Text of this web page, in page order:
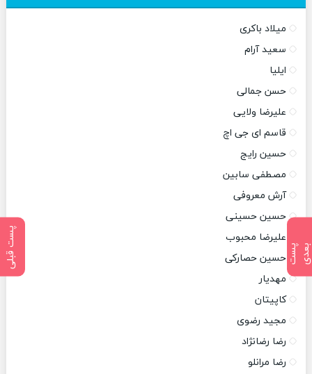
پ
س
ت
ب
ع
د ی پست قبلی
میلاد باکری
سعید آرام
ایلیا
حسن جمالی
علیرضا ولایی
قاسم ای جی اچ
حسین رایج
مصطفی سابین
آرش معروفی
حسین حسینی
علیرضا محبوب
حسین حصارکی
مهدیار
کاپیتان
مجید رضوی
رضا رضانژاد
رضا مرانلو